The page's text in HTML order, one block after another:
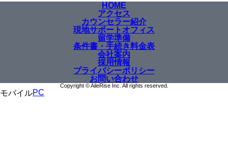
HOME
アクセス
カウンセラー紹介
現地サポートオフィス
留学準備
条件書・手続き料金表
会社案内
採用情報
プライバシーポリシー
お問い合わせ
Copyright © AileRise Inc. All rights reserved.
モバイルPC